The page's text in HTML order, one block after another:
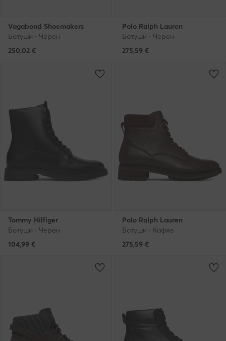
Vagabond Shoemakers
Ботуши · Черен
250,02 €
Polo Ralph Lauren
Ботуши · Черен
275,59 €
Tommy Hilfiger
Ботуши · Черен
104,99 €
Polo Ralph Lauren
Ботуши · Кафяв
275,59 €